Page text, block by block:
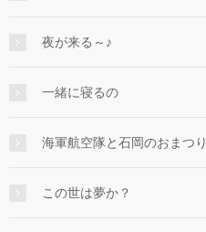
夜が来る～♪
一緒に寝るの
海軍航空隊と石岡のおまつり
この世は夢か？